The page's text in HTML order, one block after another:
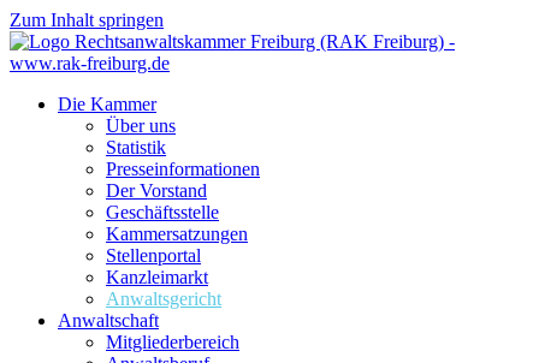
Zum Inhalt springen
Die Kammer
Über uns
Statistik
Presseinformationen
Der Vorstand
Geschäftsstelle
Kammersatzungen
Stellenportal
Kanzleimarkt
Anwaltsgericht
Anwaltschaft
Mitgliederbereich